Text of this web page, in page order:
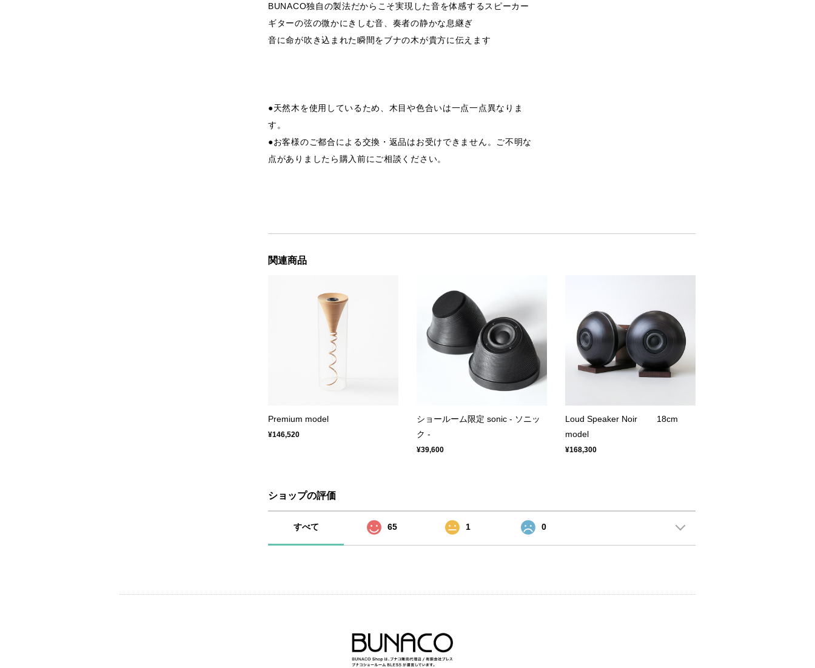
BUNACO独自の製法だからこそ実現した音を体感するスピーカー
ギターの弦の微かにきしむ音、奏者の静かな息継ぎ
音に命が吹き込まれた瞬間をブナの木が貴方に伝えます
●天然木を使用しているため、木目や色合いは一点一点異なりま
す。
●お客様のご都合による交換・返品はお受けできません。ご不明な
点がありましたら購入前にご相談ください。
関連商品
Premium model
¥146,520
ショールーム限定 sonic - ソニッ
ク -
¥39,600
Loud Speaker Noir 18cm
model
¥168,300
ショップの評価
すべて 65 1 0